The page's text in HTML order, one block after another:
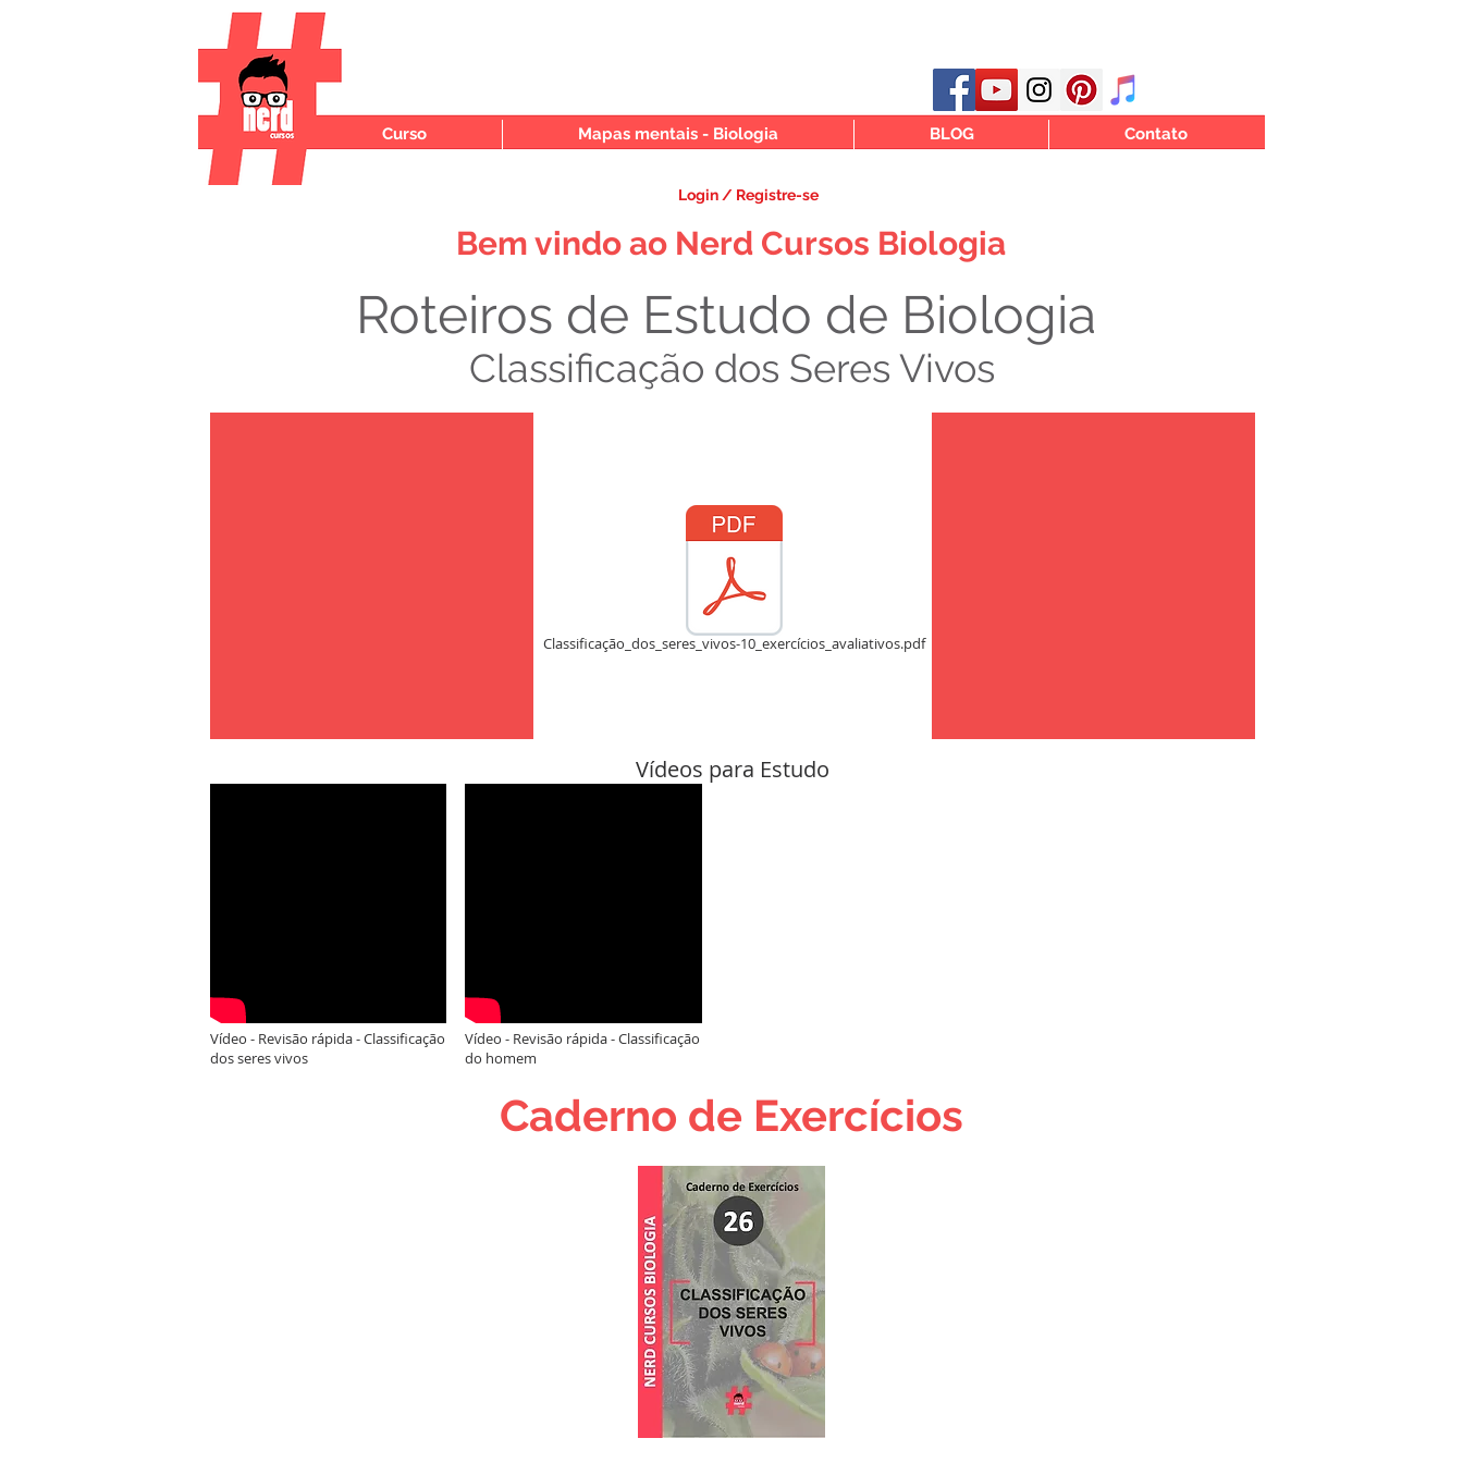
Curso Mapas mentais - Biologia BLOG Contato
Login / Registre-se
Bem vindo ao Nerd Cursos Biologia
Roteiros de Estudo de Biologia
Classificação dos Seres Vivos
Classificação_dos_seres_vivos-10_exercícios_avaliativos.pdf
Vídeos para Estudo
Vídeo - Revisão rápida - Classificação
dos seres vivos
Vídeo - Revisão rápida - Classificação
do homem
Caderno de Exercícios